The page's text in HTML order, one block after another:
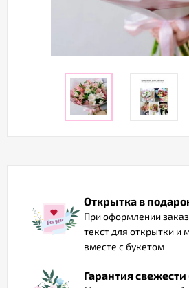
Открытка в
При оформлении
текст для открытки и
вместе с букетом
Гарантия свежести